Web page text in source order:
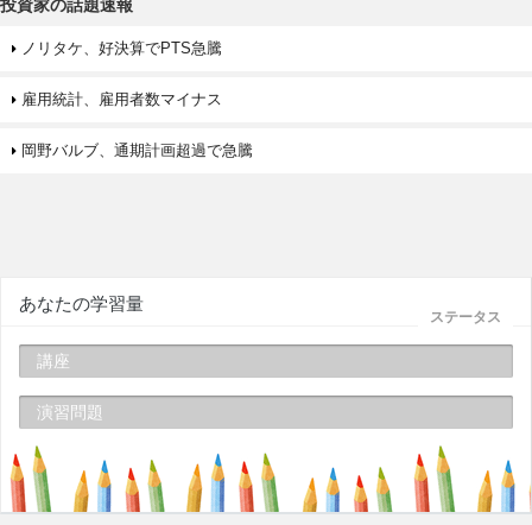
投資家の話題速報
ノリタケ、好決算でPTS急騰
雇用統計、雇用者数マイナス
岡野バルブ、通期計画超過で急騰
ステータス
あなたの学習量
講座
演習問題